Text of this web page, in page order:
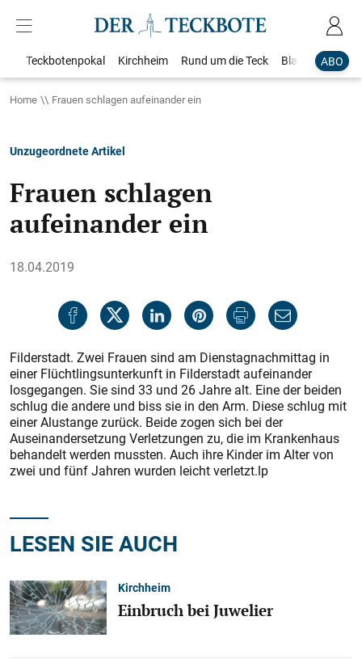
ABO
Teckbotenpokal Kirchheim Rund um die Teck Blaulicht
Home Frauen schlagen aufeinander ein
Unzugeordnete Artikel
Frauen schlagen
aufeinander ein
18.04.2019
Filderstadt. Zwei Frauen sind am Dienstagnachmittag in
einer Flüchtlingsunterkunft in Filderstadt aufeinander
losgegangen. Sie sind 33 und 26 Jahre alt. Eine der beiden
schlug die andere und biss sie in den Arm. Diese schlug mit
einer Alustange zurück. Beide zogen sich bei der
Auseinandersetzung Verletzungen zu, die im Krankenhaus
behandelt werden mussten. Auch ihre Kinder im Alter von
zwei und fünf Jahren wurden leicht verletzt.lp
LESEN SIE AUCH
Kirchheim
Einbruch bei Juwelier